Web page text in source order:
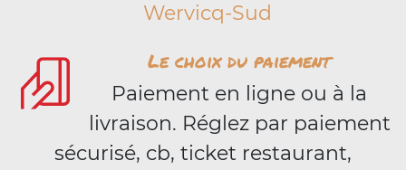
Wervicq-Sud
Le choix du paiement
Paiement en ligne ou à la
livraison. Réglez par paiement
sécurisé, cb, ticket restaurant,